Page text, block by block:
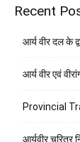
Recent
आर्य वीर दल के
आर्य वीर एवं
Provincial
आर्यवीर चरित्र